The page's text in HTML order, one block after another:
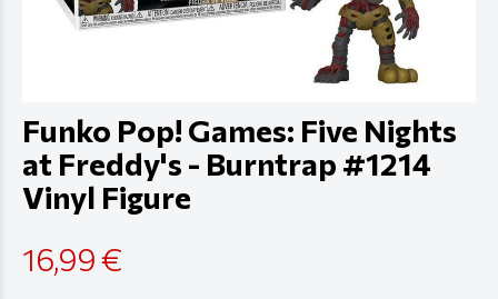
Funko Pop! Games: Five Nights
at Freddy's - Burntrap #1214
Vinyl Figure
16,99 €